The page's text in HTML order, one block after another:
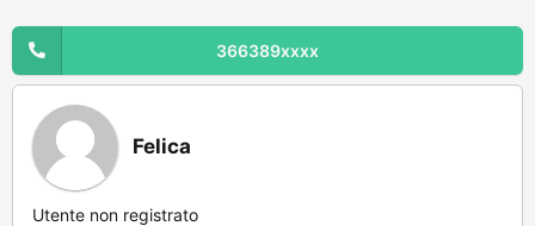
366389xxxx
Felica
Utente non registrato